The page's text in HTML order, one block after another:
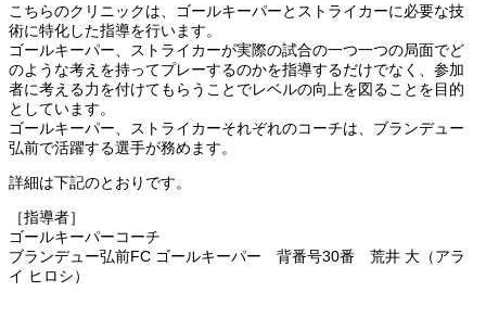
こちらのクリニックは、ゴールキーパーとストライカーに必要な技
術に特化した指導を行います。
ゴールキーパー、ストライカーが実際の試合の一つ一つの局面でど
のような考えを持ってプレーするのかを指導するだけでなく、参加
者に考える力を付けてもらうことでレベルの向上を図ることを目的
としています。
ゴールキーパー、ストライカーそれぞれのコーチは、ブランデュー
弘前で活躍する選手が務めます。
詳細は下記のとおりです。
［指導者］
ゴールキーパーコーチ
ブランデュー弘前FC ゴールキーパー 背番号30番 荒井 大（アラ
イ ヒロシ）